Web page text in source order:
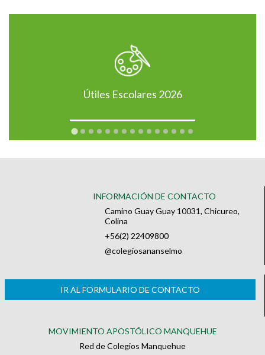
Útiles Escolares 2026
INFORMACIÓN DE CONTACTO
Camino Guay Guay 10031, Chicureo,
Colina
+56(2) 22409800
@colegiosananselmo
IR AL FORMULARIO DE CONTACTO
MOVIMIENTO APOSTÓLICO MANQUEHUE
Red de Colegios Manquehue